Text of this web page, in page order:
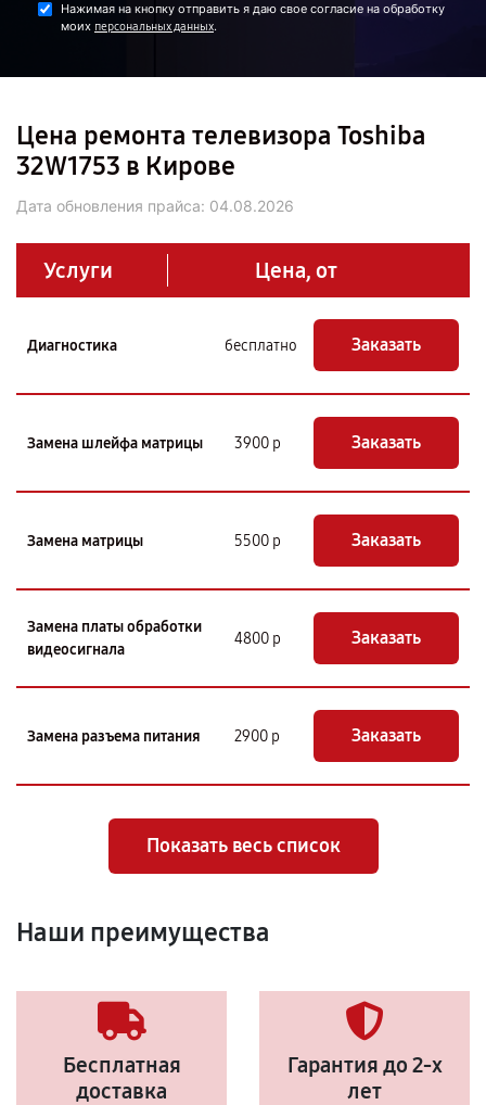
Нажимая на кнопку отправить я даю свое согласие на обработку
моих персональных данных.
Цена ремонта телевизора Toshiba
32W1753 в Кирове
Дата обновления прайса: 04.08.2026
Услуги Цена, от
Диагностика бесплатно Заказать
Замена шлейфа матрицы 3900 р Заказать
Замена матрицы 5500 р Заказать
Замена платы обработки
видеосигнала
4800 р Заказать
Замена разъема питания 2900 р Заказать
Показать весь список
Наши преимущества
Бесплатная
доставка
Гарантия до 2-х
лет